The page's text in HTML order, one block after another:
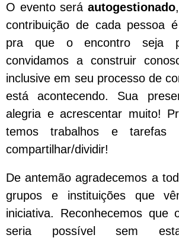
O evento será autogestionado
contribuição de cada pessoa é
pra que o encontro seja
convidamos a construir
inclusive em seu processo de
está acontecendo. Sua
alegria e acrescentar muito!
temos trabalhos e tarefas
compartilhar/dividir!
De antemão agradecemos a
grupos e instituições que
iniciativa. Reconhecemos que
seria possível sem